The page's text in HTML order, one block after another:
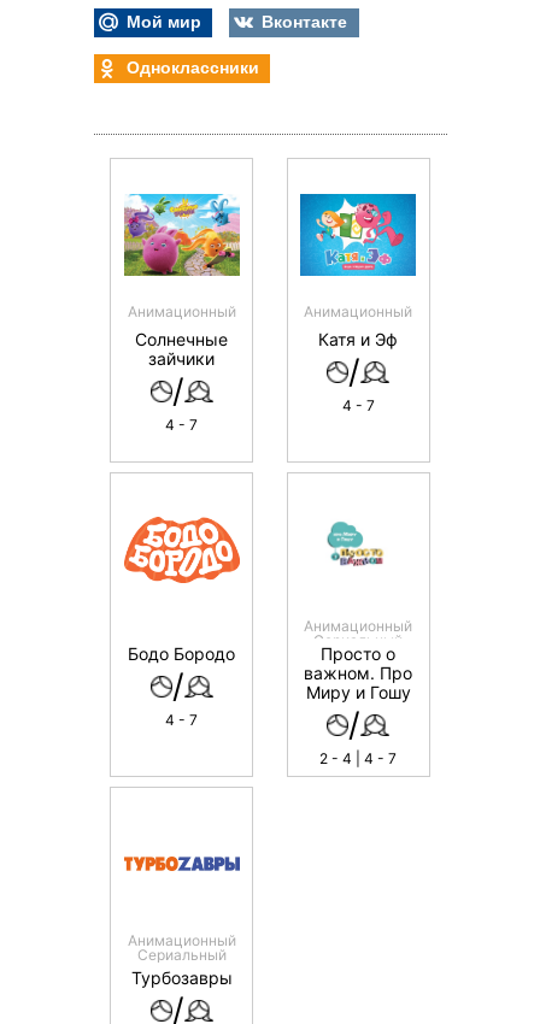
Мой мир
Вконтакте
Одноклассники
Анимационный
Солнечные
зайчики
/
4 - 7
Анимационный
Катя и Эф
/
4 - 7
Бодо Бородо
/
4 - 7
Анимационный
Сериальный
Просто о
важном. Про
Миру и Гошу
/
2 - 4 | 4 - 7
Анимационный
Сериальный
Турбозавры
/